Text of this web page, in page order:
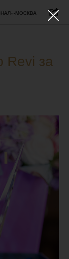
МОСКВА
Revi за